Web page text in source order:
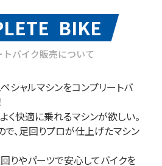
BIKE
トバイク販売について
シャルマシンをコンプリートバ
く快適に乗れるマシンが欲しい。
で、足回りプロが仕上げたマシン
りやパーツで安心してバイクを